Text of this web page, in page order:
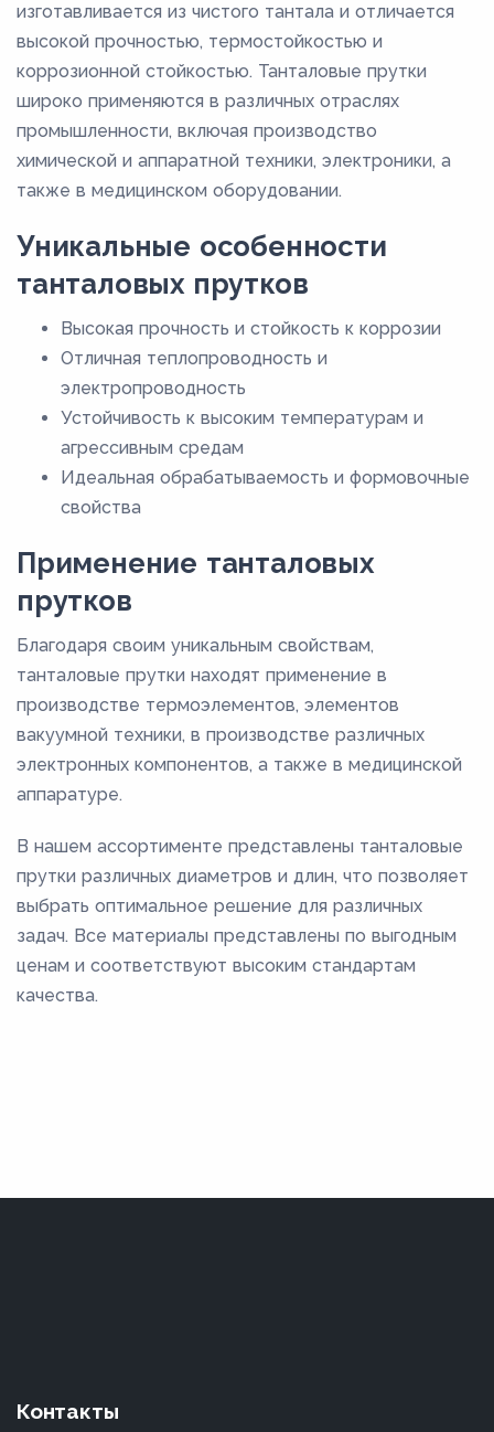
изготавливается из чистого тантала и отличается
высокой прочностью, термостойкостью и
коррозионной стойкостью. Танталовые прутки
широко применяются в различных отраслях
промышленности, включая производство
химической и аппаратной техники, электроники, а
также в медицинском оборудовании.
Уникальные особенности
танталовых прутков
Высокая прочность и стойкость к коррозии
Отличная теплопроводность и
электропроводность
Устойчивость к высоким температурам и
агрессивным средам
Идеальная обрабатываемость и формовочные
свойства
Применение танталовых
прутков
Благодаря своим уникальным свойствам,
танталовые прутки находят применение в
производстве термоэлементов, элементов
вакуумной техники, в производстве различных
электронных компонентов, а также в медицинской
аппаратуре.
В нашем ассортименте представлены танталовые
прутки различных диаметров и длин, что позволяет
выбрать оптимальное решение для различных
задач. Все материалы представлены по выгодным
ценам и соответствуют высоким стандартам
качества.
Контакты